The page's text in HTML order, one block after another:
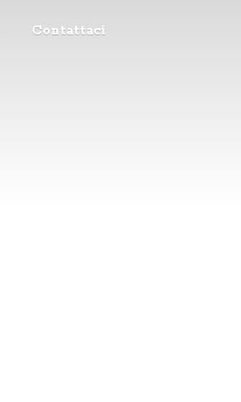
Contattaci